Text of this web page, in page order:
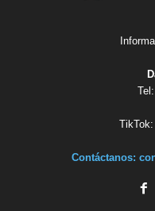
TikTok:
Contáctanos: